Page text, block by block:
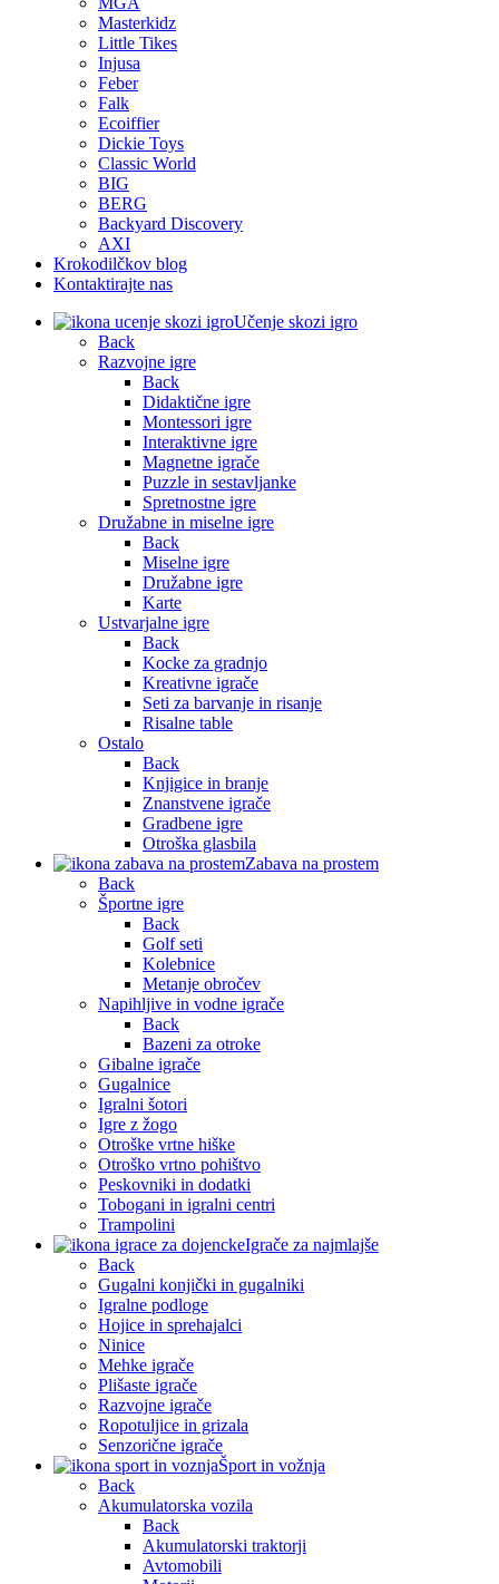
Masterkidz
Little Tikes
Injusa
Feber
Falk
Ecoiffier
Dickie Toys
Classic World
BIG
BERG
Backyard Discovery
AXI
Krokodilčkov blog
Kontaktirajte nas
Učenje skozi igro
Back
Razvojne igre
Back
Didaktične igre
Montessori igre
Interaktivne igre
Magnetne igrače
Puzzle in sestavljanke
Spretnostne igre
Družabne in miselne igre
Back
Miselne igre
Družabne igre
Karte
Ustvarjalne igre
Back
Kocke za gradnjo
Kreativne igrače
Seti za barvanje in risanje
Risalne table
Ostalo
Back
Knjigice in branje
Znanstvene igrače
Gradbene igre
Otroška glasbila
Zabava na prostem
Back
Športne igre
Back
Golf seti
Kolebnice
Metanje obročev
Napihljive in vodne igrače
Back
Bazeni za otroke
Gibalne igrače
Gugalnice
Igralni šotori
Igre z žogo
Otroške vrtne hiške
Otroško vrtno pohištvo
Peskovniki in dodatki
Tobogani in igralni centri
Trampolini
Igrače za najmlajše
Back
Gugalni konjički in gugalniki
Igralne podloge
Hojice in sprehajalci
Ninice
Mehke igrače
Plišaste igrače
Razvojne igrače
Ropotuljice in grizala
Senzorične igrače
Šport in vožnja
Back
Akumulatorska vozila
Back
Akumulatorski traktorji
Avtomobili